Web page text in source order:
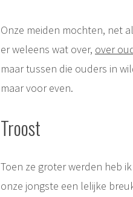
Onze meiden mochten, net
er weleens wat over, over
maar tussen die ouders in
maar voor even.
Troost
Toen ze groter werden heb
onze jongste een lelijke